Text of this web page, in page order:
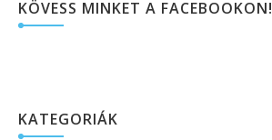
KÖVESS MINKET A FACEBOOKON!
KATEGORIÁK